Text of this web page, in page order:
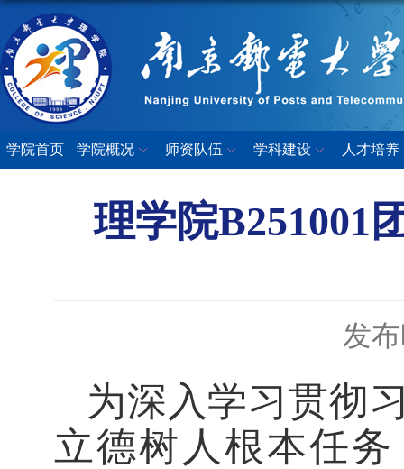
学院首页 学院概况 师资队伍 学科建设 人才培养
理学院B251001
发
为深入学习贯彻
立德树人根本任